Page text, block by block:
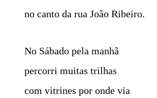
no canto da rua João Ribeiro.
No Sábado pela manhã
percorri muitas trilhas
com vitrines por onde via